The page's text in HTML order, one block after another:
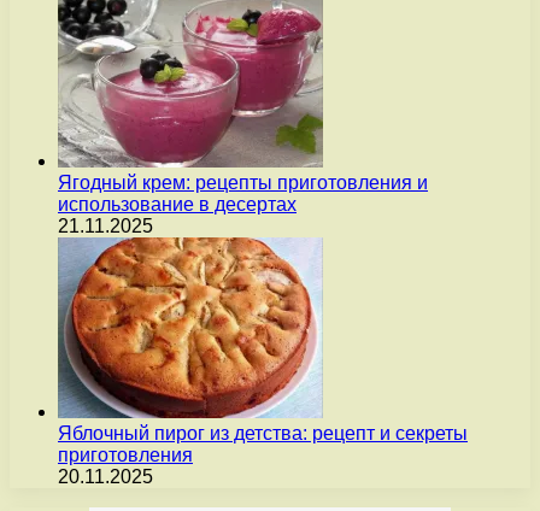
Ягодный крем: рецепты приготовления и
использование в десертах
21.11.2025
Яблочный пирог из детства: рецепт и секреты
приготовления
20.11.2025